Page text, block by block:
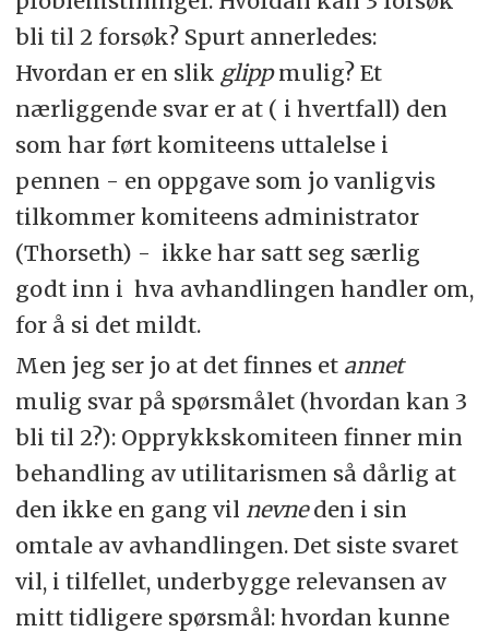
bli til 2 forsøk? Spurt annerledes:
Hvordan er en slik glippmulig? Et
nærliggende svar er at ( i hvertfall) den
som har ført komiteens uttalelse i
pennen - en oppgave som jo vanligvis
tilkommer komiteens administrator
(Thorseth) - ikke har satt seg særlig
godt inn i hva avhandlingen handler om,
for å si det mildt.
Men jeg ser jo at det finnes et annet
mulig svar på spørsmålet (hvordan kan 3
bli til 2?): Opprykkskomiteen finner min
behandling av utilitarismen så dårlig at
den ikke en gang vil nevneden i sin
omtale av avhandlingen. Det siste svaret
vil, i tilfellet, underbygge relevansen av
mitt tidligere spørsmål: hvordan kunne